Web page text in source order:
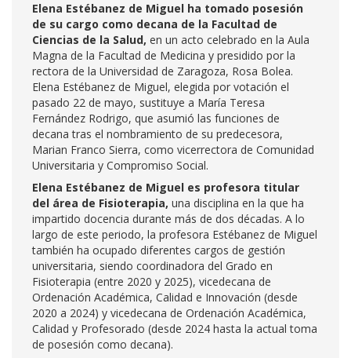
Elena Estébanez de Miguel ha tomado posesión
de su cargo como decana de la Facultad de
Ciencias de la Salud, en un acto celebrado en la Aula
Magna de la Facultad de Medicina y presidido por la
rectora de la Universidad de Zaragoza, Rosa Bolea.
Elena Estébanez de Miguel, elegida por votación el
pasado 22 de mayo, sustituye a María Teresa
Fernández Rodrigo, que asumió las funciones de
decana tras el nombramiento de su predecesora,
Marian Franco Sierra, como vicerrectora de Comunidad
Universitaria y Compromiso Social.
Elena Estébanez de Miguel es profesora titular
del área de Fisioterapia, una disciplina en la que ha
impartido docencia durante más de dos décadas. A lo
largo de este periodo, la profesora Estébanez de Miguel
también ha ocupado diferentes cargos de gestión
universitaria, siendo coordinadora del Grado en
Fisioterapia (entre 2020 y 2025), vicedecana de
Ordenación Académica, Calidad e Innovación (desde
2020 a 2024) y vicedecana de Ordenación Académica,
Calidad y Profesorado (desde 2024 hasta la actual toma
de posesión como decana).